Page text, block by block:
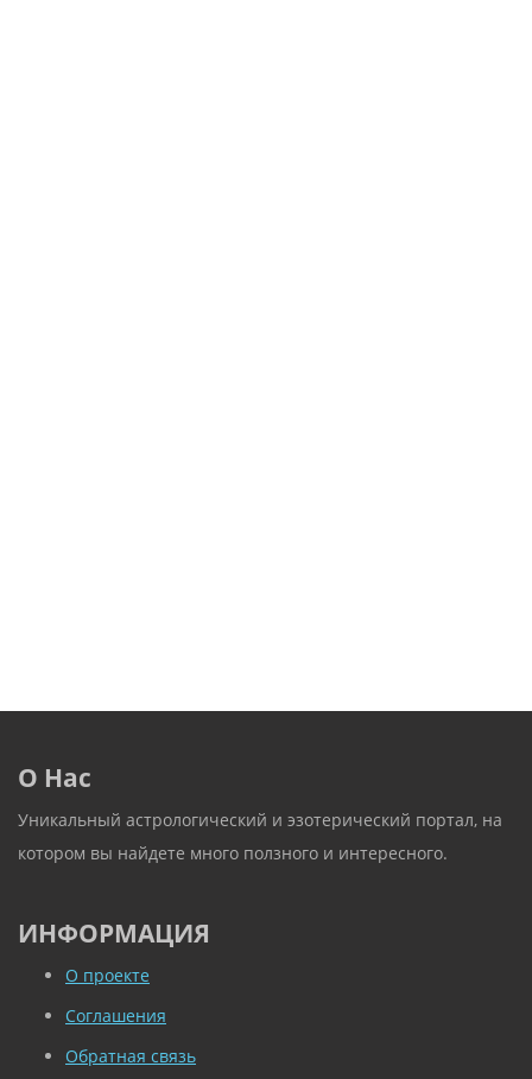
О Нас
Уникальный астрологический и эзотерический портал, на
котором вы найдете много ползного и интересного.
ИНФОРМАЦИЯ
О проекте
Соглашения
Обратная связь